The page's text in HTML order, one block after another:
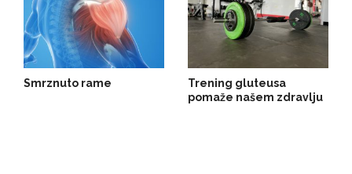
Smrznuto rame
Trening gluteusa
pomaže našem zdravlju